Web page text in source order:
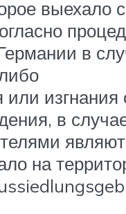
выехало
в
или
в
на